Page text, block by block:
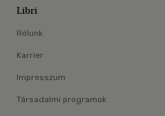
Libri
Rólunk
Karrier
Impresszum
Társadalmi programok